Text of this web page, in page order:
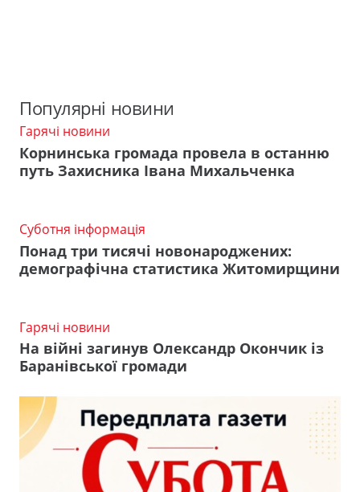
Популярні новини
Гарячі новини
Корнинська громада провела в останню
путь Захисника Івана Михальченка
Суботня інформація
Понад три тисячі новонароджених:
демографічна статистика Житомирщини
Гарячі новини
На війні загинув Олександр Окончик із
Баранівської громади